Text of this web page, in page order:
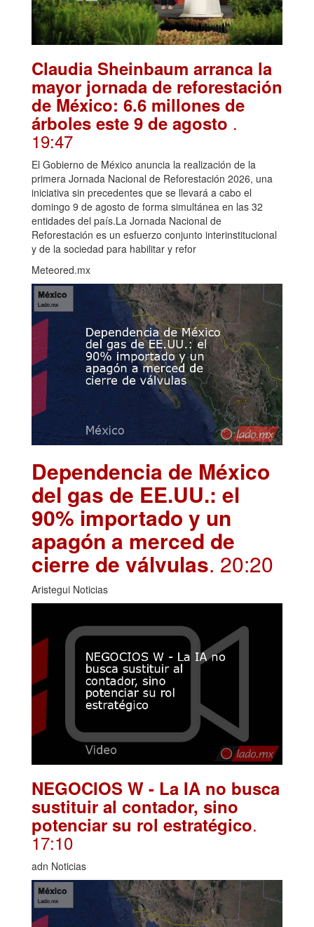
Claudia Sheinbaum arranca la
mayor jornada de reforestación
de México: 6.6 millones de
árboles este 9 de agosto .
19:47
El Gobierno de México anuncia la realización de la
primera Jornada Nacional de Reforestación 2026, una
iniciativa sin precedentes que se llevará a cabo el
domingo 9 de agosto de forma simultánea en las 32
entidades del país.La Jornada Nacional de
Reforestación es un esfuerzo conjunto interinstitucional
y de la sociedad para habilitar y refor
Meteored.mx
Dependencia de México
del gas de EE.UU.: el
90% importado y un
apagón a merced de
cierre de válvulas. 20:20
Aristegui Noticias
NEGOCIOS W - La IA no busca
sustituir al contador, sino
potenciar su rol estratégico.
17:10
adn Noticias